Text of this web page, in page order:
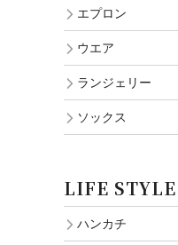
エプロン
ウエア
ランジェリー
ソックス
LIFE STYLE
ハンカチ